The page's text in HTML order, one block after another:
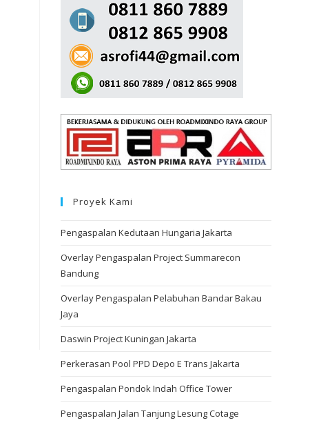
Proyek Kami
Pengaspalan Kedutaan Hungaria Jakarta
Overlay Pengaspalan Project Summarecon
Bandung
Overlay Pengaspalan Pelabuhan Bandar Bakau
Jaya
Daswin Project Kuningan Jakarta
Perkerasan Pool PPD Depo E Trans Jakarta
Pengaspalan Pondok Indah Office Tower
Pengaspalan Jalan Tanjung Lesung Cotage